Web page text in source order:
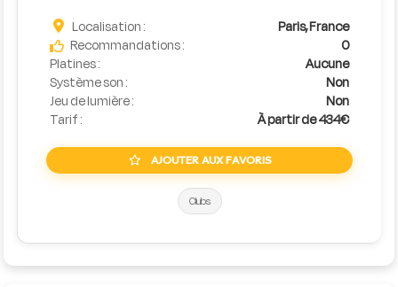
de prix
Localisation :
Paris, France
Recommandations :
0
Platines :
Aucune
Système son :
Non
Jeu de lumière :
Non
Tarif :
À partir de 434€
AJOUTER AUX FAVORIS
Clubs